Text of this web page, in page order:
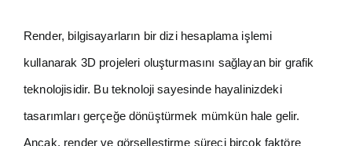
Render, bilgisayarların bir dizi hesaplama işlemi
kullanarak 3D projeleri oluşturmasını sağlayan bir grafik
teknolojisidir. Bu teknoloji sayesinde hayalinizdeki
tasarımları gerçeğe dönüştürmek mümkün hale gelir.
Ancak, render ve görselleştirme süreci birçok faktöre